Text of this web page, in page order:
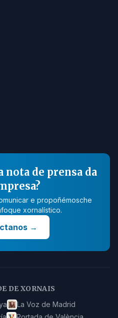
nota de prensa da
e propoñémosche
xornalístico.
→
DE XORNAIS
La Voz de Madrid